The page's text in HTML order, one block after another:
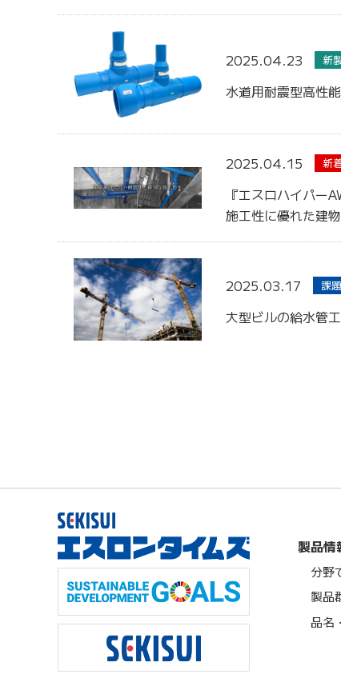
2025.04.23 新
水道用耐震型高性
2025.04.15 新
『エスロハイパー
施工性に優れた建
2025.03.17 課
大型ビルの給水管
製品情
分野
製品
品名